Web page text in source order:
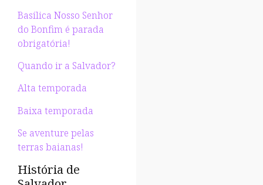
Basílica Nosso Senhor
do Bonfim é parada
obrigatória!
Quando ir a Salvador?
Alta temporada
Baixa temporada
Se aventure pelas
terras baianas!
História de